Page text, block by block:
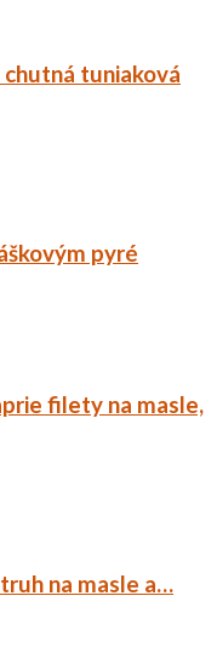
tuniaková
pyré
filety na masle,
na masle a…